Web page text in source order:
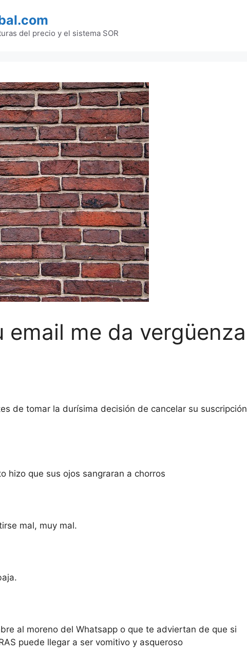
del precio y el sistema SOR
me da vergüenza
de tomar la durísima decisión de cancelar su suscripción
hizo que sus ojos sangraran a chorros
mal, muy mal.
al moreno del Whatsapp o que te adviertan de que si
puede llegar a ser vomitivo y asqueroso